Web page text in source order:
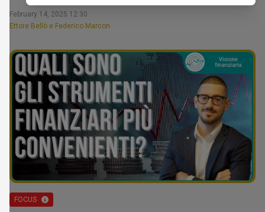
February 14, 2025 12:30
Ettore Bellò e Federico Marcon
FOCUS